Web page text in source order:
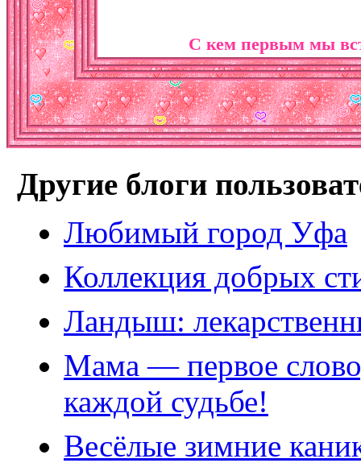
С кем первым мы
Другие блоги
Любимый город Уфа
Коллекция добрых
Ландыш:
Мама — первое
каждой судьбе!
Весёлые зимние